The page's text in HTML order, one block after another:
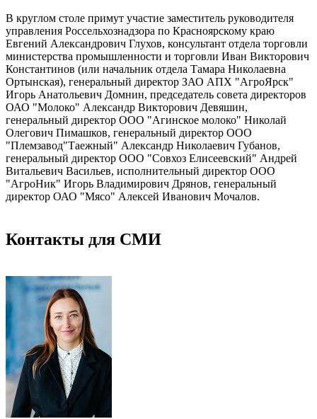
В круглом столе примут участие заместитель руководителя
управления Россельхознадзора по Красноярскому краю
Евгений Александрович Глухов, консультант отдела торговли
министерства промышленности и торговли Иван Викторович
Константинов (или начальник отдела Тамара Николаевна
Ортынская), генеральный директор ЗАО АПХ "АгроЯрск"
Игорь Анатольевич Домнин, председатель совета директоров
ОАО "Молоко" Александр Викторович Девяшин,
генеральный директор ООО "Агинское молоко" Николай
Олегович Пимашков, генеральный директор ООО
"Племзавод"Таежный" Александр Николаевич Губанов,
генеральный директор ООО "Совхоз Елисеевский" Андрей
Витальевич Васильев, исполнительный директор ООО
"АгроНик" Игорь Владимирович Дрянов, генеральный
директор ОАО "Мясо" Алексей Иванович Мочалов.
Контакты для СМИ